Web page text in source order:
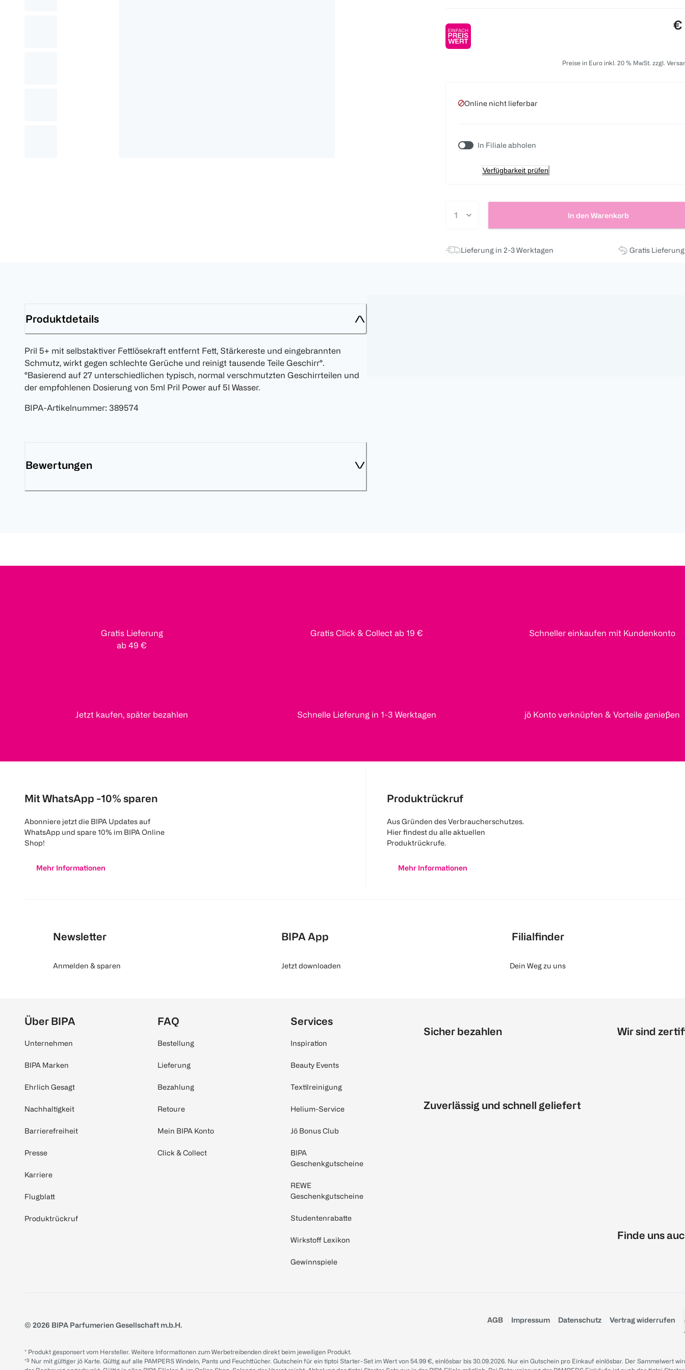
€
Preise in Euro inkl. 20 % MwSt. zzgl.
Online nicht lieferbar
In Filiale abholen
Verfügbarkeit prüfen
In den Warenkorb
Lieferung in 2-3 Werktagen Gratis
Produktdetails
Pril 5+ mit selbstaktiver Fettlösekraft entfernt Fett, Stärkereste und eingebrannten
Schmutz, wirkt gegen schlechte Gerüche und reinigt tausende Teile Geschirr°.
°Basierend auf 27 unterschiedlichen typisch, normal verschmutzten Geschirrteilen und
der empfohlenen Dosierung von 5ml Pril Power auf 5l Wasser.
BIPA-Artikelnummer: 389574
Bewertungen
Gratis Lieferung
ab 49 €
Gratis Click & Collect ab 19 € Schneller einkaufen mit Kundenkonto
Jetzt kaufen, später bezahlen Schnelle Lieferung in 1-3 Werktagen jö Konto verknüpfen & Vorteile genießen
Mit WhatsApp -10% sparen
Abonniere jetzt die BIPA Updates auf
WhatsApp und spare 10% im BIPA Online
Shop!
Mehr Informationen
Produktrückruf
Aus Gründen des Verbraucherschutzes.
Hier findest du alle aktuellen
Produktrückrufe.
Mehr Informationen
Newsletter
Anmelden & sparen
BIPA App
Jetzt downloaden
Filialfinder
Dein Weg zu uns
Über BIPA
Unternehmen
BIPA Marken
Ehrlich Gesagt
Nachhaltigkeit
Barrierefreiheit
Presse
Karriere
Flugblatt
Produktrückruf
FAQ
Bestellung
Lieferung
Bezahlung
Retoure
Mein BIPA Konto
Click & Collect
Services
Inspiration
Beauty Events
Textilreinigung
Helium-Service
Jö Bonus Club
BIPA
Geschenkgutscheine
REWE
Geschenkgutscheine
Studentenrabatte
Wirkstoff Lexikon
Gewinnspiele
Sicher bezahlen
Zuverlässig und schnell geliefert
Wir sind
Finde uns
© 2026 BIPA Parfumerien Gesellschaft m.b.H.
AGB Impressum Datenschutz Vertrag widerrufen
* Produkt gesponsert vom Hersteller. Weitere Informationen zum Werbetreibenden direkt beim jeweiligen Produkt.
*³ Nur mit gültiger jö Karte. Gültig auf alle PAMPERS Windeln, Pants und Feuchttücher. Gutschein für ein tiptoi Starter-Set im Wert von 54.99 €, einlösbar bis 30.09.2026. Nur ein Gutschein pro Einkauf einlösbar. Der Sammelwert